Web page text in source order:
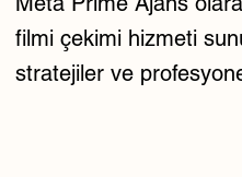
filmi çekimi hizmeti
stratejiler ve